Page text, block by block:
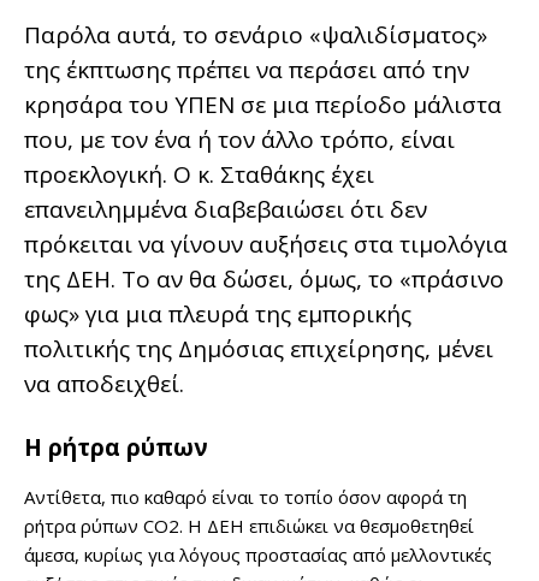
Παρόλα αυτά, το σενάριο «ψαλιδίσματος»
της έκπτωσης πρέπει να περάσει από την
κρησάρα του ΥΠΕΝ σε μια περίοδο μάλιστα
που, με τον ένα ή τον άλλο τρόπο, είναι
προεκλογική. Ο κ. Σταθάκης έχει
επανειλημμένα διαβεβαιώσει ότι δεν
πρόκειται να γίνουν αυξήσεις στα τιμολόγια
της ΔΕΗ. Το αν θα δώσει, όμως, το «πράσινο
φως» για μια πλευρά της εμπορικής
πολιτικής της Δημόσιας επιχείρησης, μένει
να αποδειχθεί.
Η ρήτρα ρύπων
Αντίθετα, πιο καθαρό είναι το τοπίο όσον αφορά τη
ρήτρα ρύπων CO2. Η ΔΕΗ επιδιώκει να θεσμοθετηθεί
άμεσα, κυρίως για λόγους προστασίας από μελλοντικές